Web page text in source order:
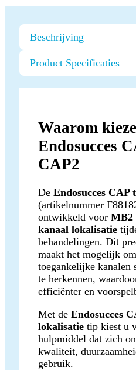
Beschrijving
Product Specificaties
Waarom
Endosucces
CAP2
De Endosucces CAP
(artikelnummer
ontwikkeld voor MB2
kanaal lokalisatie
behandelingen. Dit
maakt het mogelijk
toegankelijke kanalen
te herkennen,
efficiënter en
Met de Endosucces
lokalisatie tip kiest u
hulpmiddel dat zich
kwaliteit,
gebruik.